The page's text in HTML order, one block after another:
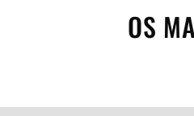
OS